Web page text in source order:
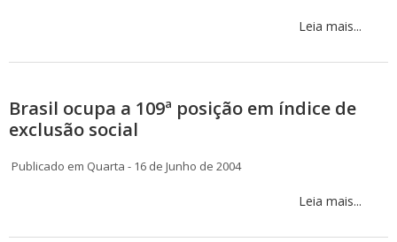
Leia mais...
Brasil ocupa a 109ª posição em índice de
exclusão social
Publicado em Quarta - 16 de Junho de 2004
Leia mais...